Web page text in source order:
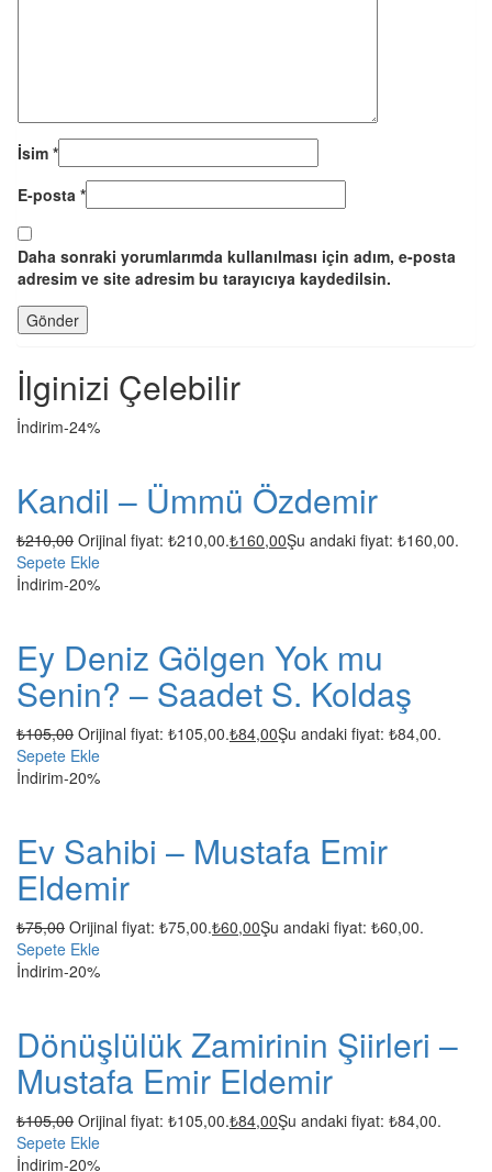
İsim *
E-posta *
Daha sonraki yorumlarımda kullanılması için adım, e-posta
adresim ve site adresim bu tarayıcıya kaydedilsin.
İlginizi Çelebilir
İndirim-24%
Kandil – Ümmü Özdemir
₺210,00 Orijinal fiyat: ₺210,00.₺160,00Şu andaki fiyat: ₺160,00.
Sepete Ekle
İndirim-20%
Ey Deniz Gölgen Yok mu
Senin? – Saadet S. Koldaş
₺105,00 Orijinal fiyat: ₺105,00.₺84,00Şu andaki fiyat: ₺84,00.
Sepete Ekle
İndirim-20%
Ev Sahibi – Mustafa Emir
Eldemir
₺75,00 Orijinal fiyat: ₺75,00.₺60,00Şu andaki fiyat: ₺60,00.
Sepete Ekle
İndirim-20%
Dönüşlülük Zamirinin Şiirleri –
Mustafa Emir Eldemir
₺105,00 Orijinal fiyat: ₺105,00.₺84,00Şu andaki fiyat: ₺84,00.
Sepete Ekle
İndirim-20%